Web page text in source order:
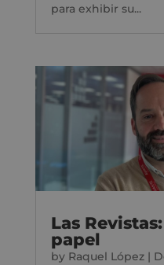
para exhibir su...
Las
papel
by Raquel López|